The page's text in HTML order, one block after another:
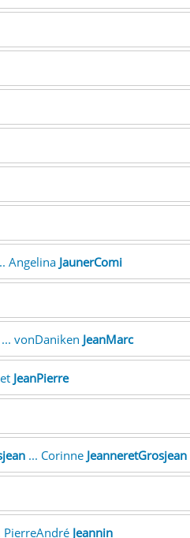
Angelina JaunerComi
vonDaniken JeanMarc
JeanPierre
... Corinne JeanneretGrosjean
PierreAndré Jeannin